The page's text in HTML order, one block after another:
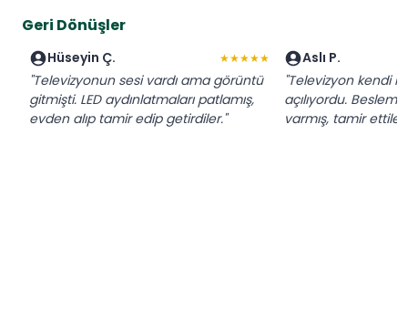
Geri Dönüşler
Hüseyin Ç. ★★★★★
"Televizyonun sesi vardı ama görüntü
gitmişti. LED aydınlatmaları patlamış,
evden alıp tamir edip getirdiler."
Aslı P.
"Televizyon kendi
açılıyordu.
varmış, tamir